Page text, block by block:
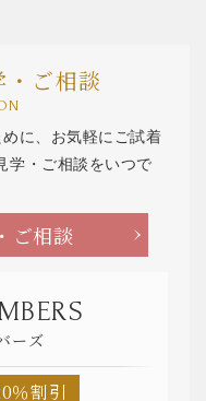
ご相談
に、お気軽にご試着
学・ご相談をいつで
ご相談
ーズ
％割引